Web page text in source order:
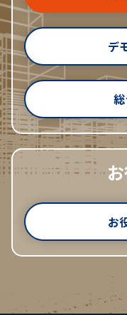
デ
お